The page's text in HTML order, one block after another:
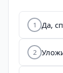
1 Да,
2